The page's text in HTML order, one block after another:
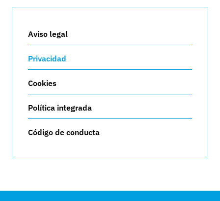
Aviso legal
Privacidad
Cookies
Política integrada
Código de conducta